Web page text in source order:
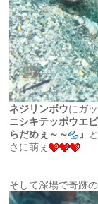
ネジリンボウにガ
ニシキテッポウエビ
らだめぇ～～
』
さに萌ぇ
そして深場で奇跡